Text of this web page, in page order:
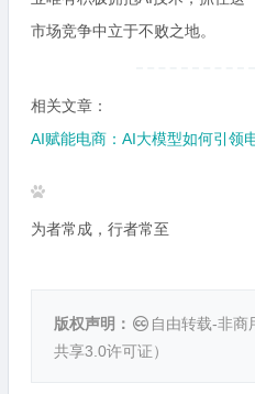
市场竞争中立于不败之地。
相关文章：
AI赋能电商：AI大模型如何引领
为者常成，行者常至
版权声明： 自由转载-非商
共享3.0许可证）